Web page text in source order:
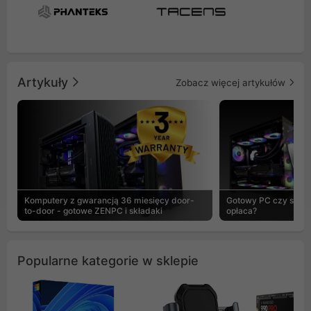
Artykuły Zobacz więcej artykułów
Komputery z gwarancją 36 miesięcy door-
to-door - gotowe ZENPC i składaki
Gotowy PC czy
opłaca?
Popularne kategorie w sklepie